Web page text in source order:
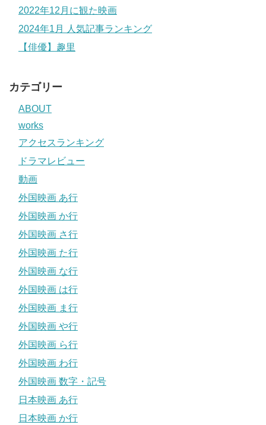
2022年12月に観た映画
2024年1月 人気記事ランキング
【俳優】趣里
カテゴリー
ABOUT
works
アクセスランキング
ドラマレビュー
動画
外国映画 あ行
外国映画 か行
外国映画 さ行
外国映画 た行
外国映画 な行
外国映画 は行
外国映画 ま行
外国映画 や行
外国映画 ら行
外国映画 わ行
外国映画 数字・記号
日本映画 あ行
日本映画 か行